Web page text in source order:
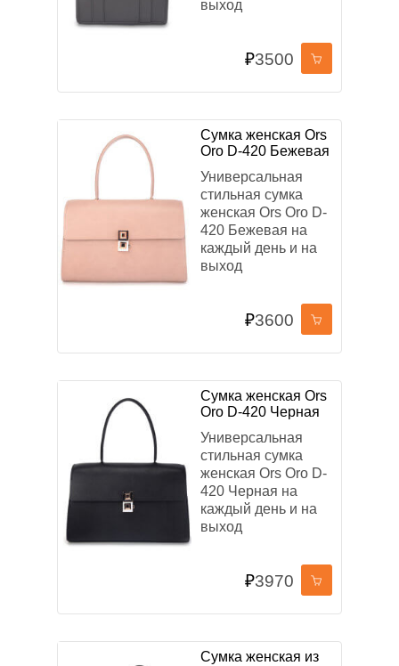
выход
₽3500
Сумка женская Ors
Oro D-420 Бежевая
Универсальная
стильная сумка
женская Ors Oro D-
420 Бежевая на
каждый день и на
выход
₽3600
Сумка женская Ors
Oro D-420 Черная
Универсальная
стильная сумка
женская Ors Oro D-
420 Черная на
каждый день и на
выход
₽3970
Сумка женская из